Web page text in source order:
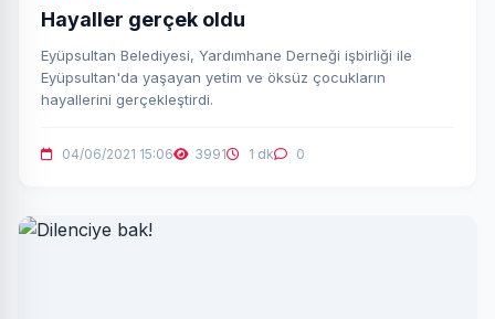
Hayaller gerçek oldu
Eyüpsultan Belediyesi, Yardımhane Derneği işbirliği ile
Eyüpsultan'da yaşayan yetim ve öksüz çocukların
hayallerini gerçekleştirdi.
04/06/2021 15:06 3991 1 dk 0